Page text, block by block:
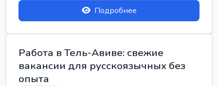
Подробнее
Работа в Тель-Авиве: свежие
вакансии для русскоязычных без
опыта